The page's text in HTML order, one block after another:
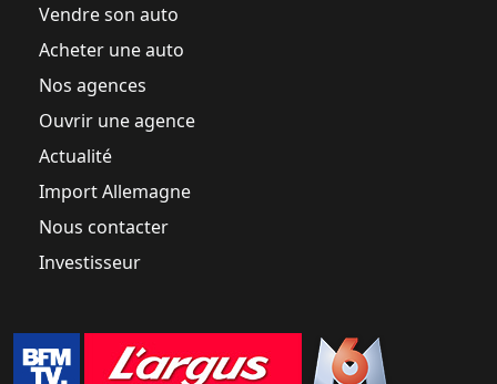
Vendre son auto
Acheter une auto
Nos agences
Ouvrir une agence
Actualité
Import Allemagne
Nous contacter
Investisseur